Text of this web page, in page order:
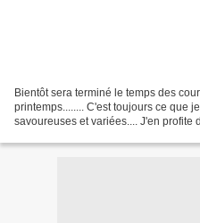
Bientôt sera terminé le temps des
printemps........ C'est toujours ce que
savoureuses et variées.... J'en profite